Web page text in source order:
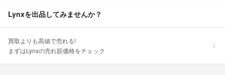
Lynxを出品してみませんか？
買取よりも高値で売れる!
まずはLynxの売れ筋価格をチェック